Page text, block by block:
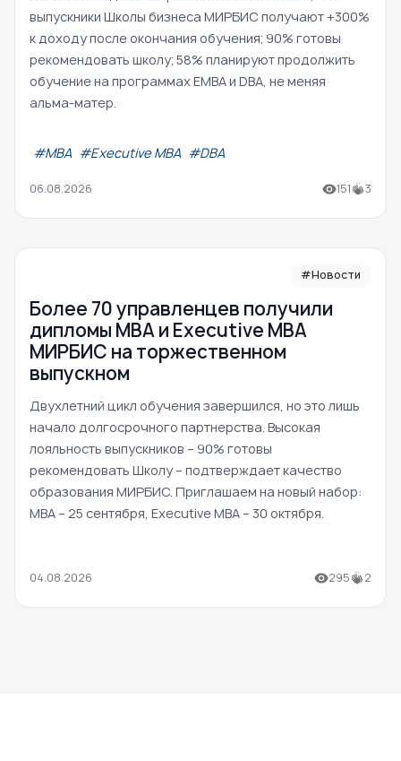
выпускники Школы бизнеса МИРБИС получают +300%
к доходу после окончания обучения; 90% готовы
рекомендовать школу; 58% планируют продолжить
обучение на программах EMBA и DBA, не меняя
альма-матер.
#МВА #Executive MBA #DBA
06.08.2026 151 3
#Новости
Более 70 управленцев получили
дипломы MBA и Executive MBA
МИРБИС на торжественном
выпускном
Двухлетний цикл обучения завершился, но это лишь
начало долгосрочного партнерства. Высокая
лояльность выпускников – 90% готовы
рекомендовать Школу – подтверждает качество
образования МИРБИС. Приглашаем на новый набор:
MBA – 25 сентября, Executive MBA – 30 октября.
04.08.2026 295 2